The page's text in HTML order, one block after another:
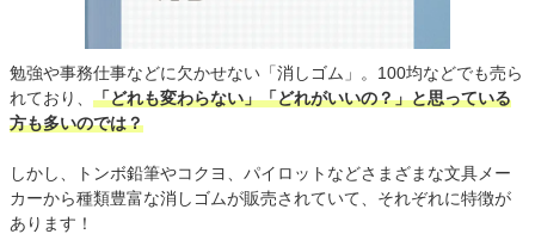
勉強や事務仕事などに欠かせない「消しゴム」。100均などでも売ら
れており、 「どれも変わらない」「どれがいいの？」と思っている
方も多いのでは？
しかし、トンボ鉛筆やコクヨ、パイロットなどさまざまな文具メー
カーから種類豊富な消しゴムが販売されていて、それぞれに特徴が
あります！